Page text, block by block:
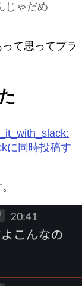
じゃだめ
て思ってプラ
に同時投稿す